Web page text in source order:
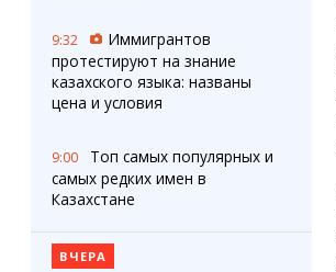
9:32
Иммигрантов
протестируют на знание
казахского языка: названы
цена и условия
9:00
Топ самых популярных и
самых редких имен в
Казахстане
ВЧЕРА